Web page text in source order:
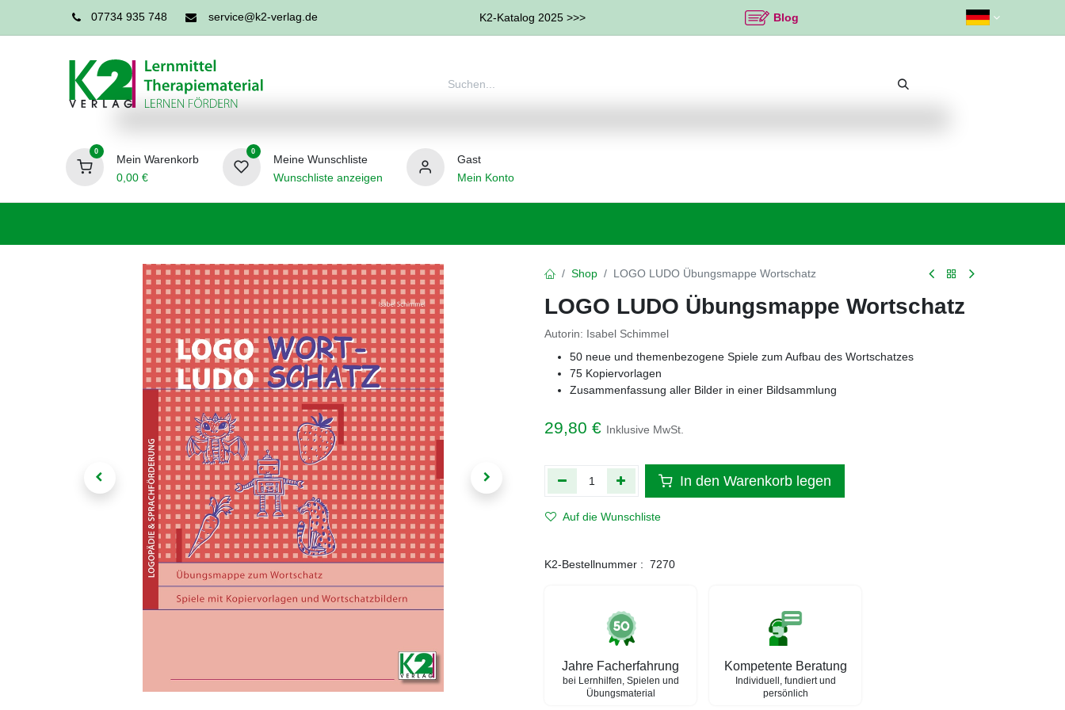
07734 935 748 service@k2-verlag.de K2-Katalog 2025 >>> Blog
0
Mein Warenkorb
0,00€
0
Meine Wunschliste
Wunschliste anzeigen
Gast
Mein Konto
Shop LOGO LUDO Übungsmappe Wortschatz
LOGO LUDO Übungsmappe Wortschatz
Autorin: Isabel Schimmel
50 neue und themenbezogene Spiele zum Aufbau des Wortschatzes
75 Kopiervorlagen
Zusammenfassung aller Bilder in einer Bildsammlung
29,80 € Inklusive MwSt.
In den Warenkorb legen
Auf die Wunschliste
K2-Bestellnummer : 7270
Jahre Facherfahrung
bei Lernhilfen, Spielen und
Übungsmaterial
Kompetente Beratung
Individuell, fundiert und
persönlich